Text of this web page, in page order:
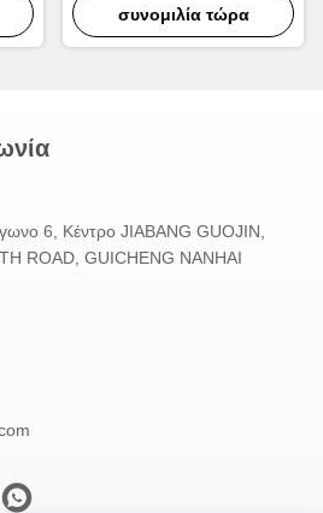
συμπυκνωτών
συνομιλία τώρα
6, Κέντρο JIABANG GUOJIN,
ROAD, GUICHENG NANHAI